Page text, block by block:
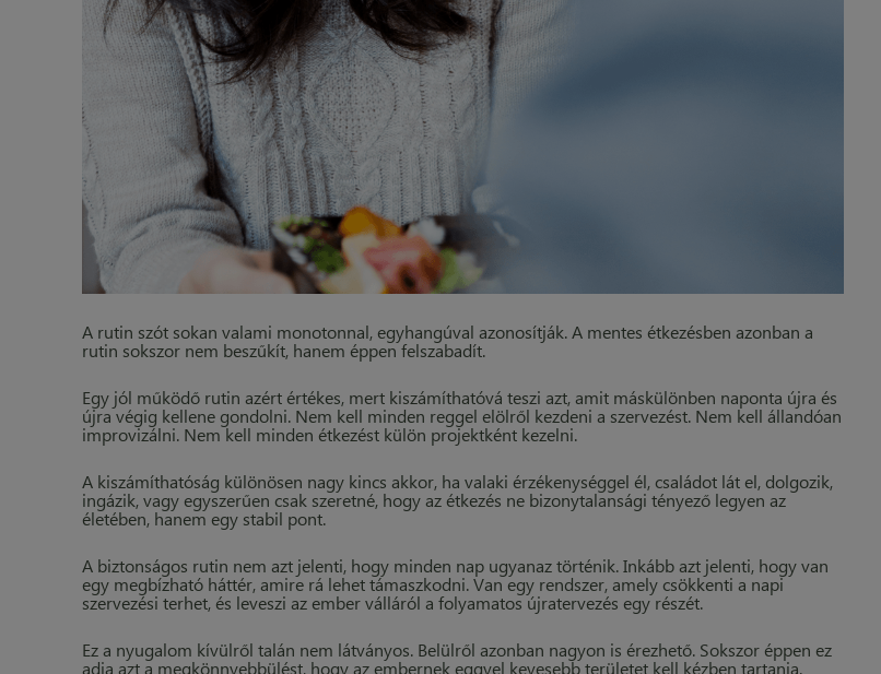
A rutin szót sokan valami monotonnal, egyhangúval azonosítják. A mentes étkezésben azonban a
rutin sokszor nem beszűkít, hanem éppen felszabadít.
Egy jól működő rutin azért értékes, mert kiszámíthatóvá teszi azt, amit máskülönben naponta újra és
újra végig kellene gondolni. Nem kell minden reggel elölről kezdeni a szervezést. Nem kell állandóan
improvizálni. Nem kell minden étkezést külön projektként kezelni.
A kiszámíthatóság különösen nagy kincs akkor, ha valaki érzékenységgel él, családot lát el, dolgozik,
ingázik, vagy egyszerűen csak szeretné, hogy az étkezés ne bizonytalansági tényező legyen az
életében, hanem egy stabil pont.
A biztonságos rutin nem azt jelenti, hogy minden nap ugyanaz történik. Inkább azt jelenti, hogy van
egy megbízható háttér, amire rá lehet támaszkodni. Van egy rendszer, amely csökkenti a napi
szervezési terhet, és leveszi az ember válláról a folyamatos újratervezés egy részét.
Ez a nyugalom kívülről talán nem látványos. Belülről azonban nagyon is érezhető. Sokszor éppen ez
adja azt a megkönnyebbülést, hogy az embernek eggyel kevesebb területet kell kézben tartania.